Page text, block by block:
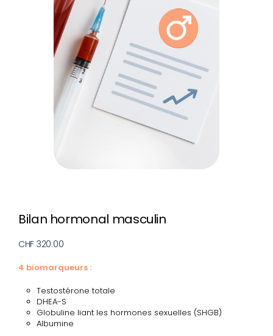
Bilan hormonal masculin
CHF 320.00
4 biomarqueurs :
Testostérone totale
DHEA-S
Globuline liant les hormones sexuelles (SHGB)
Albumine